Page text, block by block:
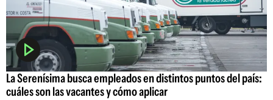
La Serenísima busca empleados en distintos puntos del país:
cuáles son las vacantes y cómo aplicar